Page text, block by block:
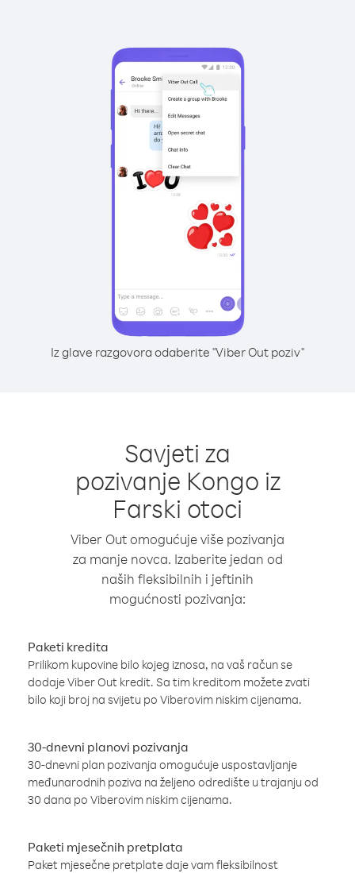
Iz glave razgovora odaberite "Viber Out poziv"
Savjeti za
pozivanje Kongo iz
Farski otoci
Viber Out omogućuje više pozivanja
za manje novca. Izaberite jedan od
naših fleksibilnih i jeftinih
mogućnosti pozivanja:
Paketi kredita
Prilikom kupovine bilo kojeg iznosa, na vaš račun se
dodaje Viber Out kredit. Sa tim kreditom možete zvati
bilo koji broj na svijetu po Viberovim niskim cijenama.
30-dnevni planovi pozivanja
30-dnevni plan pozivanja omogućuje uspostavljanje
međunarodnih poziva na željeno odredište u trajanju od
30 dana po Viberovim niskim cijenama.
Paketi mjesečnih pretplata
Paket mjesečne pretplate daje vam fleksibilnost